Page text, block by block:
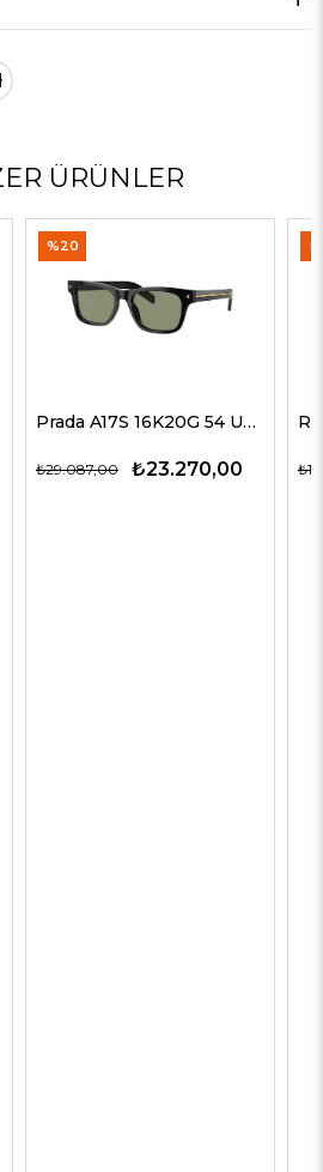
ÜRÜNLER
Prada A17S 16K20G 54 Unisex Güneş Gözlükleri Rayban 4547 601/58 60 Erkek Güneş Gözlükleri
₺9.774,00
₺15.037,00